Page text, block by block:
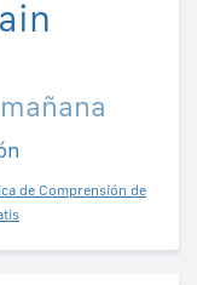
de Comprensión de